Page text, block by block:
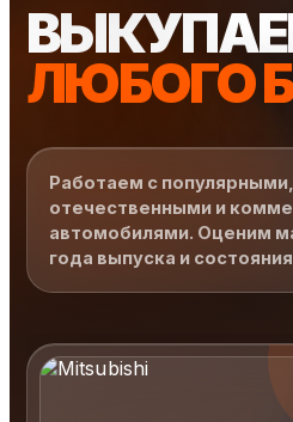
ЛЮБОГО
Работаем с
отечественными и
автомобилями. Оценим
года выпуска и